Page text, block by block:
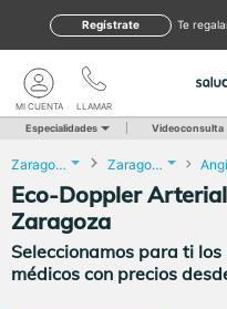
te
Regístrate
LLAMAR
MI CUENTA
Especialidades Videoconsulta
Zaragoza Zaragoza
Eco-Doppler Arterial
Zaragoza
Seleccionamos para ti
médicos con precios